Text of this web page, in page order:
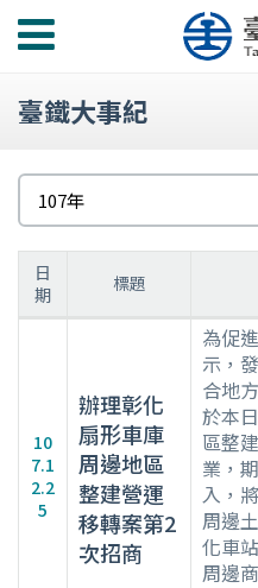
功
選
臺鐵大事紀
選
107年
日
期
標題
10
7.1
2.2
5
辦理彰化
扇形車庫
周邊地區
整建營運
移轉案第2
次招商
為促
示，
合地
於本
區整
業，
入，
周邊
化車
周邊